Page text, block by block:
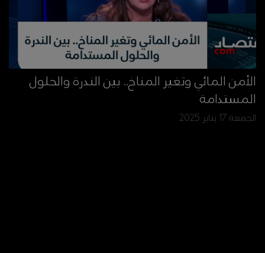
الأمن المائي وتغير المناخ.. بين الندرة والحلول
المستدامة
الجمعة 17 يناير 2025